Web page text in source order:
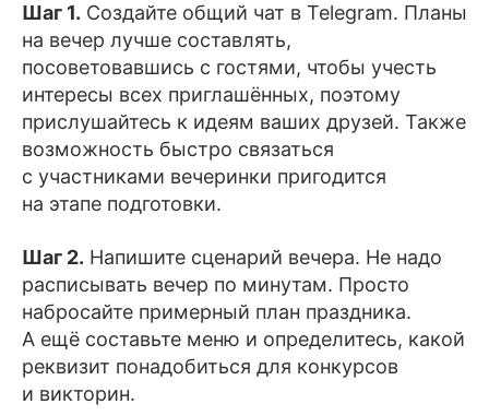
Шаг 1. Создайте общий чат в Telegram. Планы
на вечер лучше составлять,
посоветовавшись с гостями, чтобы учесть
интересы всех приглашённых, поэтому
прислушайтесь к идеям ваших друзей. Также
возможность быстро связаться
с участниками вечеринки пригодится
на этапе подготовки.
Шаг 2. Напишите сценарий вечера. Не надо
расписывать вечер по минутам. Просто
набросайте примерный план праздника.
А ещё составьте меню и определитесь, какой
реквизит понадобиться для конкурсов
и викторин.